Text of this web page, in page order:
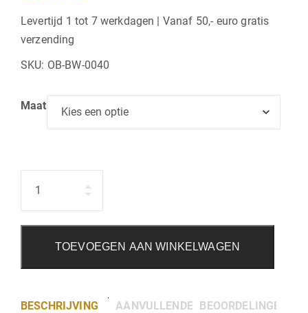
Levertijd 1 tot 7 werkdagen | Vanaf 50,- euro gratis
verzending
SKU: OB-BW-0040
Maat
TOEVOEGEN AAN WINKELWAGEN
BESCHRIJVING AANVULLENDE INFORMATIE
BEOORDELINGEN (0)